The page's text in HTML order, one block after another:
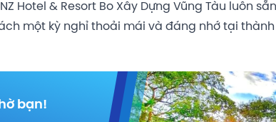
Hotel & Resort Bo Xây Dựng Vũng Tàu luôn
một kỳ nghỉ thoải mái và đáng nhớ tại
bạn!